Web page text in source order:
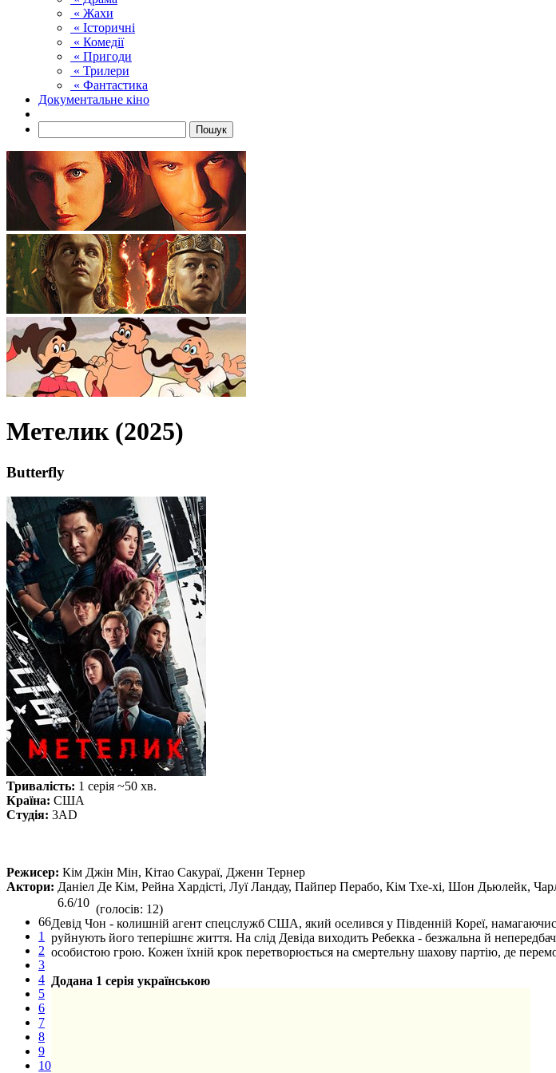
« Жахи
« Історичні
« Комедії
« Пригоди
« Трилери
« Фантастика
Документальне кіно
Пошук
Метелик (2025)
Butterfly
Тривалість: 1 серія ~50 хв.
Країна: США
Студія: 3AD
Режисер: Кім Джін Мін, Кітао Сакураї, Дженн Тернер
Актори: Даніел Де Кім, Рейна Хардісті, Луї Ландау, Пайпер Перабо, Кім Тхе-хі, Шон Дьюлейк,
66
1
2
3
4
5
6
7
8
9
10
6.6/10 (голосів: 12)
Девід Чон - колишній агент спецслужб США, який оселився у Південній Кореї,
руйнують його теперішнє життя. На слід Девіда виходить Ребекка - безжальна й
особистою грою. Кожен їхній крок перетворюється на смертельну шахову партію, де
Додана 1 серія українською